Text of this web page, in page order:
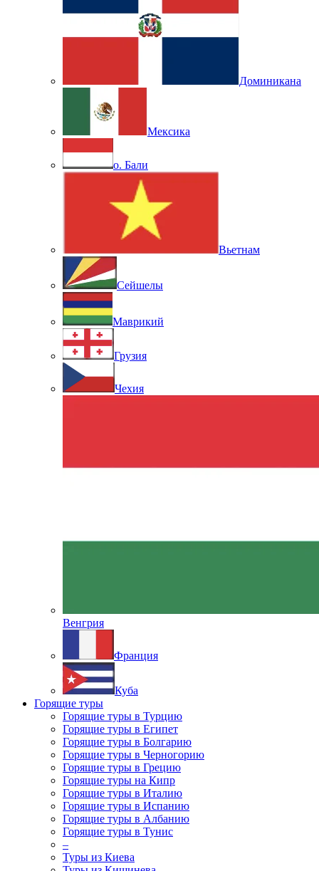
Доминикана
Мексика
о. Бали
Вьетнам
Сейшелы
Маврикий
Грузия
Чехия
Венгрия
Франция
Куба
Горящие туры
Горящие туры в Турцию
Горящие туры в Египет
Горящие туры в Болгарию
Горящие туры в Черногорию
Горящие туры в Грецию
Горящие туры на Кипр
Горящие туры в Италию
Горящие туры в Испанию
Горящие туры в Албанию
Горящие туры в Тунис
–
Туры из Киева